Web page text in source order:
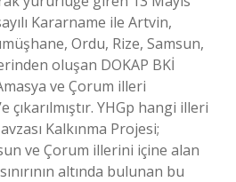
Kararname ile Artvin,
Ordu, Rize, Samsun,
oluşan DOKAP BKİ
ve Çorum illeri
çıkarılmıştır. YHGp hangi illeri
Kalkınma Projesi;
ve Çorum illerini içine alan
altında bulunan bu